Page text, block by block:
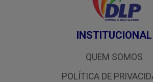
INSTITUCIONAL
QUEM SOMOS
POLÍTICA DE